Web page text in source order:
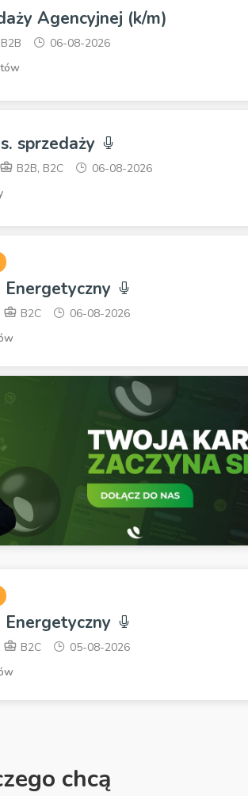
Agencyjnej (k/m)
B2B
06-08-2026
sprzedaży
B2B, B2C
06-08-2026
Energetyczny
B2C
06-08-2026
Energetyczny
B2C
05-08-2026
chcą